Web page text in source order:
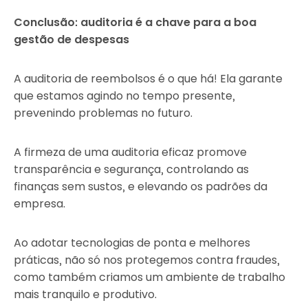
Conclusão: auditoria é a chave para a boa
gestão de despesas
A auditoria de reembolsos é o que há! Ela garante
que estamos agindo no tempo presente,
prevenindo problemas no futuro.
A firmeza de uma auditoria eficaz promove
transparência e segurança, controlando as
finanças sem sustos, e elevando os padrões da
empresa.
Ao adotar tecnologias de ponta e melhores
práticas, não só nos protegemos contra fraudes,
como também criamos um ambiente de trabalho
mais tranquilo e produtivo.